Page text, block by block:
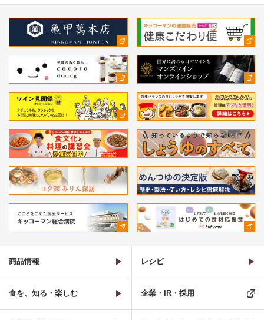
商品情報 レシピ
食を、知る・楽しむ 企業・IR・採用